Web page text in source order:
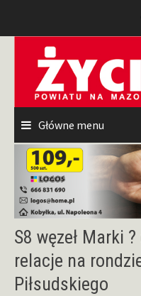
Główne menu
S8 węzeł Marki
relacje na
Piłsudskiego